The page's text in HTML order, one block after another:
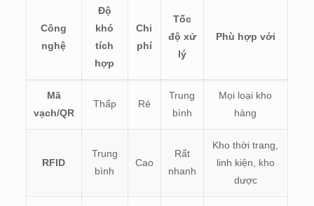
Công
nghệ
Độ
khó
tích
hợp
Chi
phí
Tốc
độ xử
lý
Phù hợp với
Mã
vạch/QR
Thấp Rẻ
Trung
bình
Mọi loại kho
hàng
RFID
Trung
bình
Cao
Rất
nhanh
Kho thời trang,
linh kiện, kho
dược